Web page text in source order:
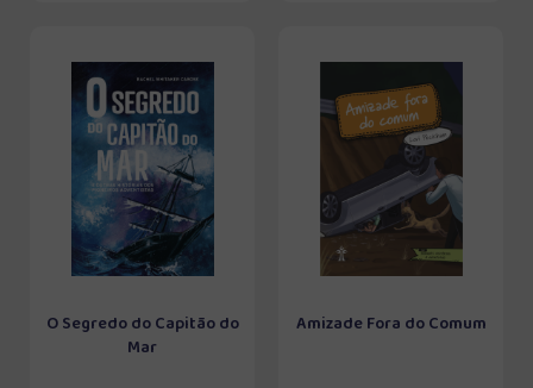
O Segredo do Capitão do
Mar
Amizade Fora do Comum